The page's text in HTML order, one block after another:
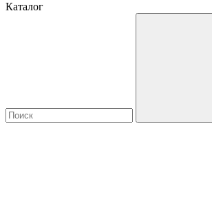
Каталог